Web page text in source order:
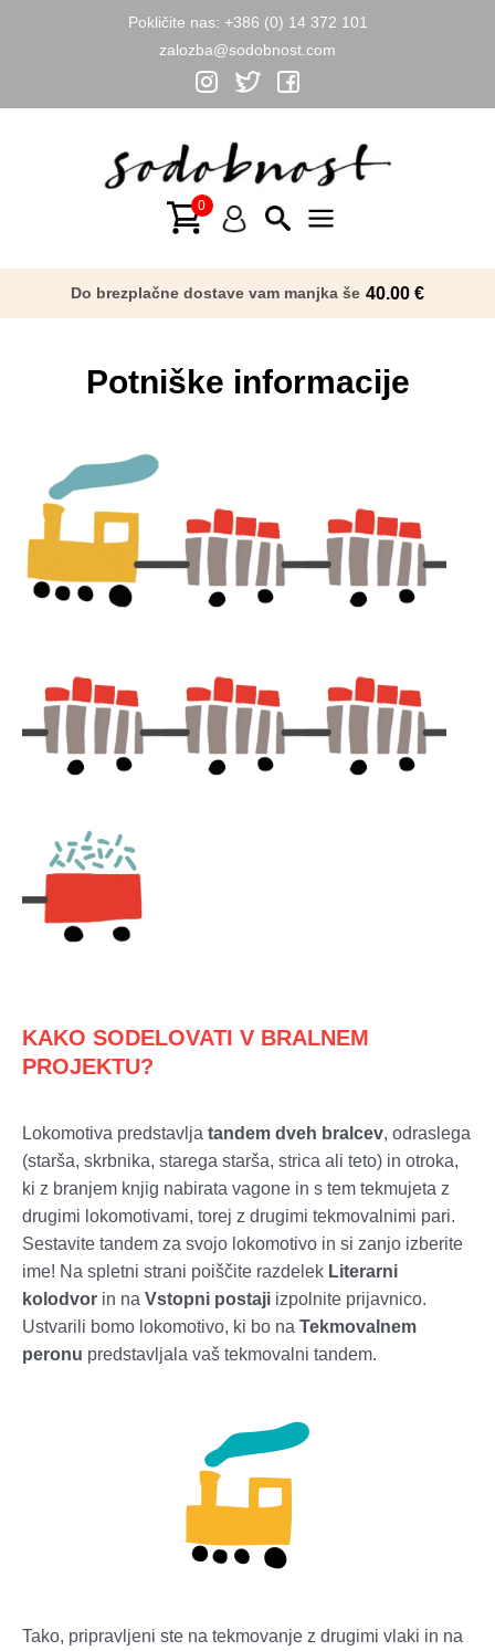
Pokličite nas: +386 (0) 14 372 101
zalozba@sodobnost.com
Menu
Do brezplačne dostave vam manjka še 40.00 €
Potniške informacije
KAKO SODELOVATI V BRALNEM
PROJEKTU?
Lokomotiva predstavlja tandem dveh bralcev, odraslega
(starša, skrbnika, starega starša, strica ali teto) in otroka,
ki z branjem knjig nabirata vagone in s tem tekmujeta z
drugimi lokomotivami, torej z drugimi tekmovalnimi pari.
Sestavite tandem za svojo lokomotivo in si zanjo izberite
ime! Na spletni strani poiščite razdelek Literarni
kolodvor in na Vstopni postaji izpolnite prijavnico.
Ustvarili bomo lokomotivo, ki bo na Tekmovalnem
peronu predstavljala vaš tekmovalni tandem.
Tako, pripravljeni ste na tekmovanje z drugimi vlaki in na